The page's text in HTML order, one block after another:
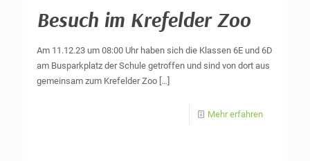
Besuch im Krefelder Zoo
Am 11.12.23 um 08:00 Uhr haben sich die Klassen 6E und 6D
am Busparkplatz der Schule getroffen und sind von dort aus
gemeinsam zum Krefelder Zoo […]
Mehr erfahren